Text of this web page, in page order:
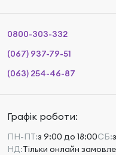
0800-303-332
(067) 937-79-51
(063) 254-46-87
Графік роботи:
ПН-ПТ:з 9:00 до 18:00СБ:
НД:Тільки онлайн